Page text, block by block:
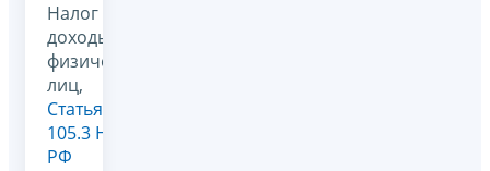
Налог на
доходы
физических
лиц,
Статья
105.3 НК
РФ